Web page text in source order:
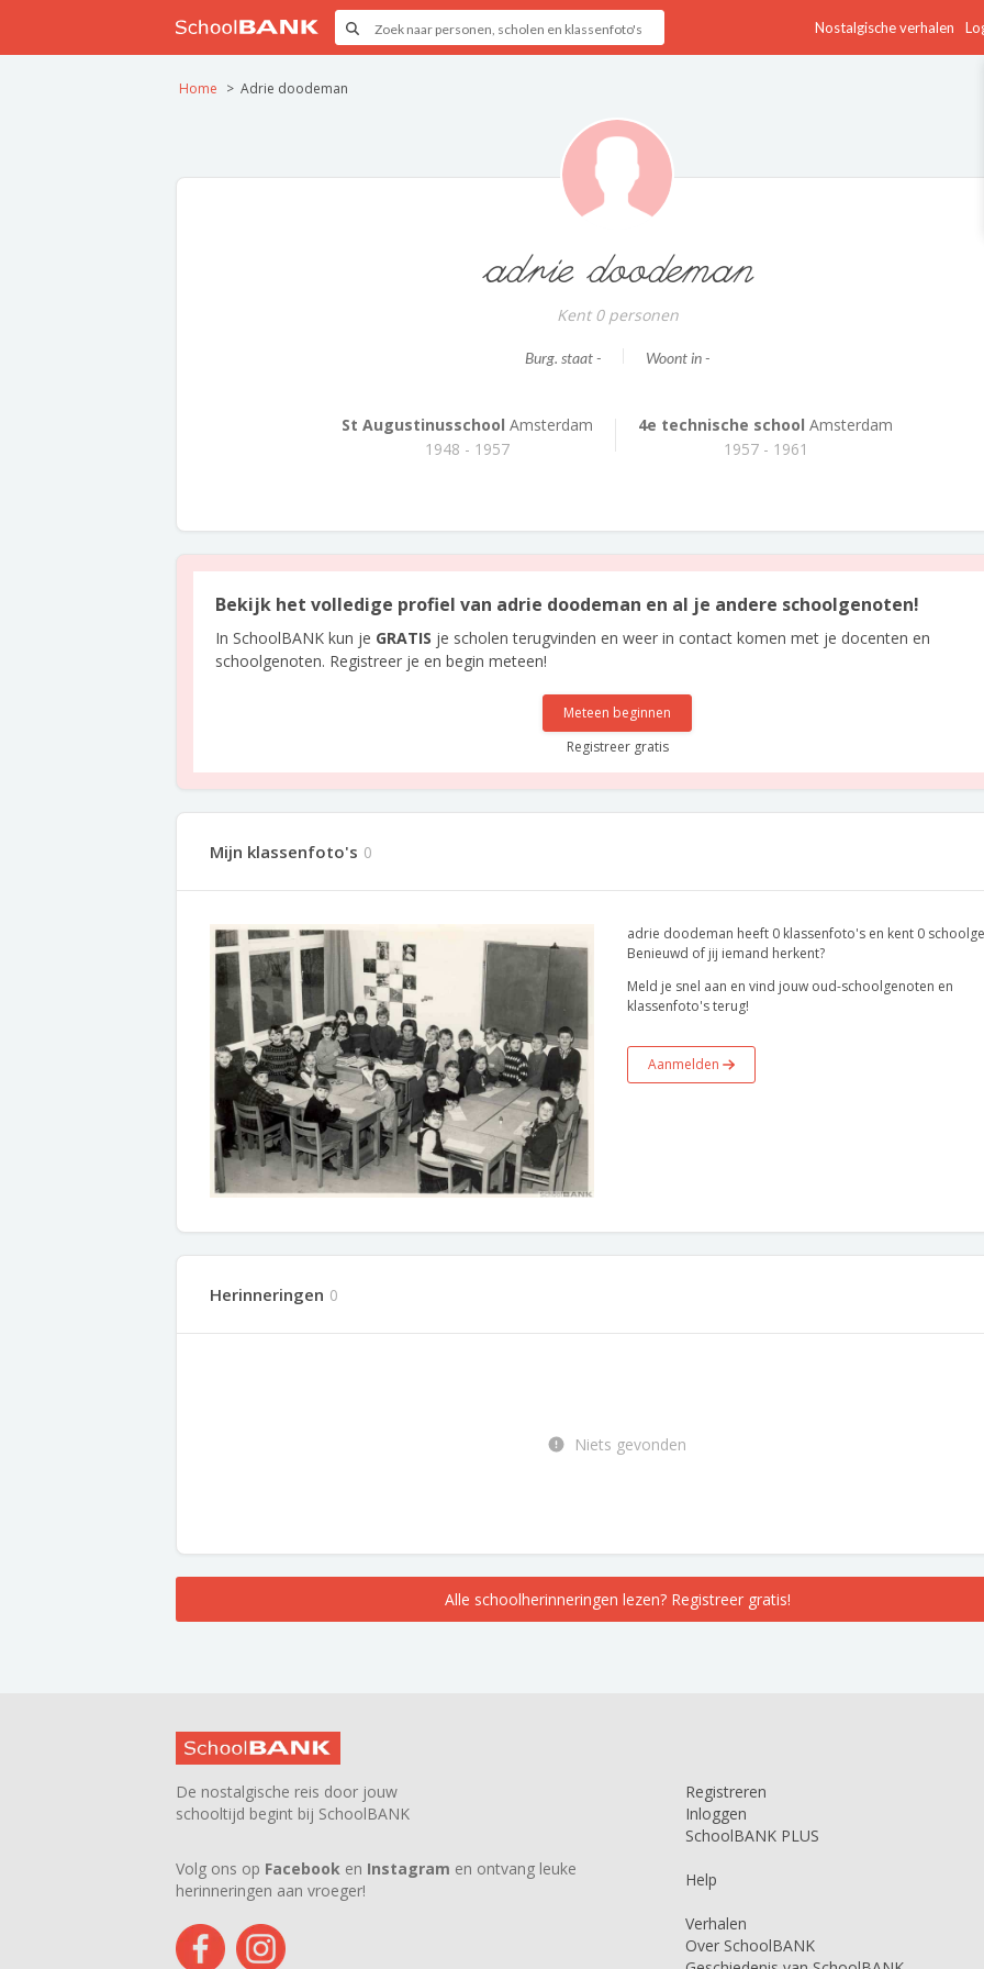
Nostalgische verhalen
Home Adrie doodeman
adrie doodeman
Kent 0 personen
Burg. staat - Woont in -
St Augustinusschool Amsterdam
1948 - 1957
4e technische school Amsterdam
1957 - 1961
Bekijk het volledige profiel van adrie doodeman en al je andere schoolgenoten!
In SchoolBANK kun je GRATIS je scholen terugvinden en weer in contact komen met je docenten en
schoolgenoten. Registreer je en begin meteen!
Meteen beginnen
Registreer gratis
Mijn klassenfoto's 0
adrie doodeman heeft 0 klassenfoto's en kent 0
Benieuwd of jij iemand herkent?
Meld je snel aan en vind jouw oud-schoolgenoten en
klassenfoto's terug!
Aanmelden
Herinneringen 0
Niets gevonden
Alle schoolherinneringen lezen? Registreer gratis!
De nostalgische reis door jouw
schooltijd begint bij SchoolBANK
Volg ons op Facebook en Instagram en ontvang leuke
herinneringen aan vroeger!
Registreren
Inloggen
SchoolBANK PLUS
Help
Verhalen
Over SchoolBANK